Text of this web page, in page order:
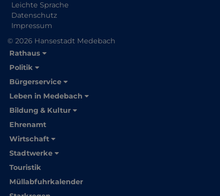
Leichte Sprache
Datenschutz
Impressum
© 2026 Hansestadt Medebach
Rathaus
Politik
Bürgerservice
Leben in Medebach
Bildung & Kultur
Ehrenamt
Wirtschaft
Stadtwerke
Touristik
Müllabfuhrkalender